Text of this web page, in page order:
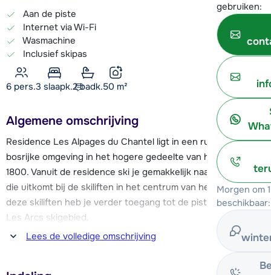
gebruiken:
Morgen om
beschikbaar:
Aan de piste
Internet via Wi-Fi
Wasmachine
Inclusief skipas
6 pers.3 slaapk.2 badk.50 m²
Algemene omschrijving
Residence Les Alpages du Chantel ligt in een rustige,
bosrijke omgeving in het hogere gedeelte van het dorp Arc
1800. Vanuit de residence ski je gemakkelijk naar de skipiste,
die uitkomt bij de skiliften in het centrum van het dorp. Met
deze skiliften heb je verder toegang tot de pistes van het
Les Arcs skigebied.
In het centrum van Arc 1800 kun je terecht voor skischolen,
Lees de volledige omschrijving